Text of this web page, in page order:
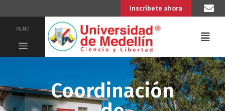
Inscríbete ahora
MENÚ
Coordinación